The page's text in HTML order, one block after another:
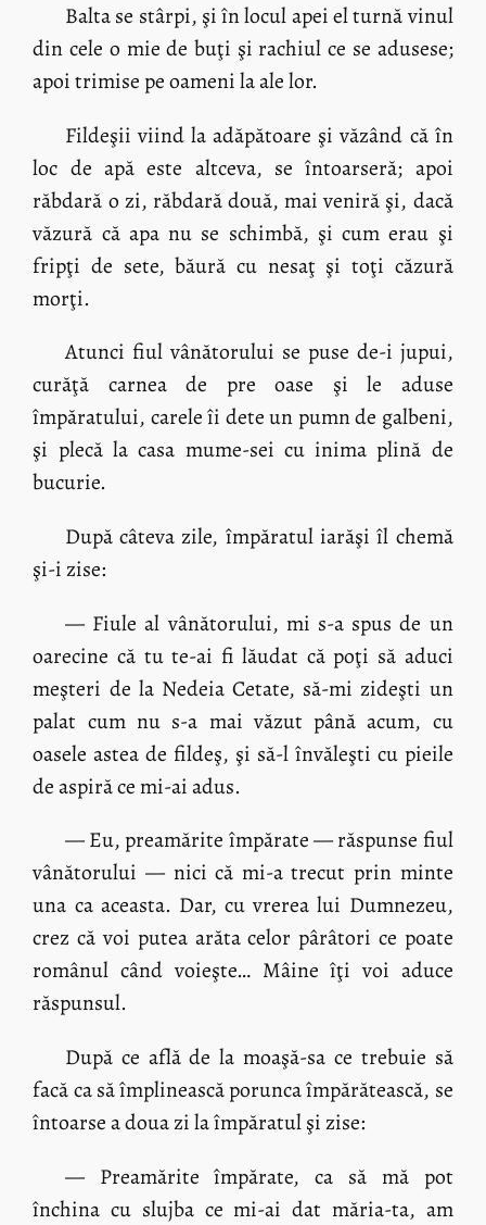
Balta se stârpi, şi în locul apei el turnă vinul
din cele o mie de buţi şi rachiul ce se adusese;
apoi trimise pe oameni la ale lor.
Fildeşii viind la adăpătoare şi văzând că în
loc de apă este altceva, se întoarseră; apoi
răbdară o zi, răbdară două, mai veniră şi, dacă
văzură că apa nu se schimbă, şi cum erau şi
fripţi de sete, băură cu nesaţ şi toţi căzură
morţi.
Atunci fiul vânătorului se puse de-i jupui,
curăţă carnea de pre oase şi le aduse
împăratului, carele îi dete un pumn de galbeni,
şi plecă la casa mume-sei cu inima plină de
bucurie.
După câteva zile, împăratul iarăşi îl chemă
şi-i zise:
— Fiule al vânătorului, mi s-a spus de un
oarecine că tu te-ai fi lăudat că poţi să aduci
meşteri de la Nedeia Cetate, să-mi zideşti un
palat cum nu s-a mai văzut până acum, cu
oasele astea de fildeş, şi să-l învăleşti cu pieile
de aspiră ce mi-ai adus.
— Eu, preamărite împărate — răspunse fiul
vânătorului — nici că mi-a trecut prin minte
una ca aceasta. Dar, cu vrerea lui Dumnezeu,
crez că voi putea arăta celor pârâtori ce poate
românul când voieşte… Mâine îţi voi aduce
răspunsul.
După ce află de la moaşă-sa ce trebuie să
facă ca să împlinească porunca împărătească, se
întoarse a doua zi la împăratul şi zise:
— Preamărite împărate, ca să mă pot
închina cu slujba ce mi-ai dat măria-ta, am